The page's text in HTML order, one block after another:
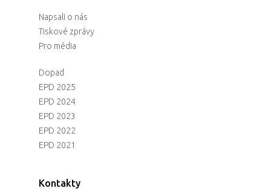
Napsali o nás
Tiskové zprávy
Pro média
Dopad
EPD 2025
EPD 2024
EPD 2023
EPD 2022
EPD 2021
Kontakty